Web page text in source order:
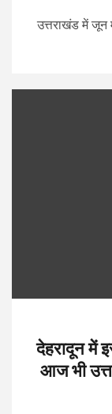
उत्तराखंड में जून
देहरादून में
आज भी